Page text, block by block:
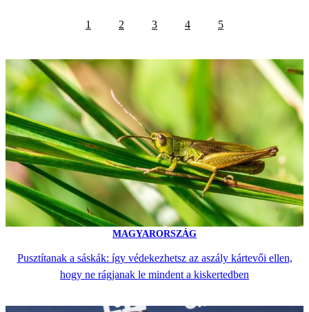
1 2 3 4 5
MAGYARORSZÁG
Pusztítanak a sáskák: így védekezhetsz az aszály kártevői ellen,
hogy ne rágjanak le mindent a kiskertedben